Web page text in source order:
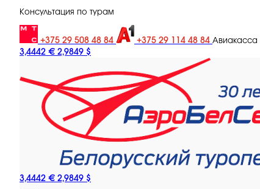
Консультация по турам
+375 29 508 48 84 +375 29 114 48 84 Авиакасса
3,4442 € 2,9849 $
3,4442 € 2,9849 $